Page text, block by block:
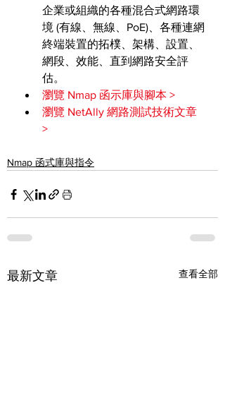
企業或組織的各種混合式網路環
境 (有線、無線、PoE)、各種連網
終端裝置的拓樸、架構、設置、
網段、效能、直到網路安全評
估。
瀏覽 Nmap 函示庫與腳本 >
瀏覽 NetAlly 網路測試技術文章
>
Nmap 函式庫與指令
最新文章 查看全部